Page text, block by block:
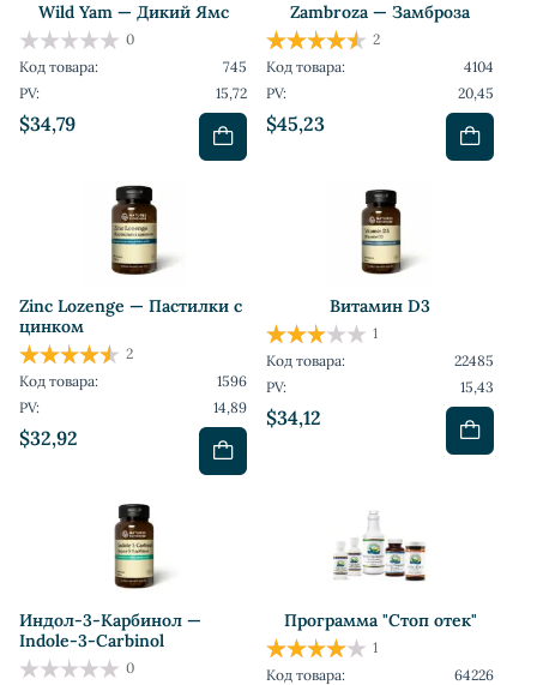
Wild Yam — Дикий Ямс
$34,79
0
Код товара:
745
PV:
15,72
Zambroza — Замброза
$45,23
2
Код товара:
4104
PV:
20,45
Zinc Lozenge — Пастилки с
цинком
$32,92
2
Код товара:
1596
PV:
14,89
Витамин D3
$34,12
1
Код товара:
22485
PV:
15,43
Индoл-3-Карбинол —
Indole-3-Carbinol
0
Программа "Стоп отек"
1
Код товара:
64226